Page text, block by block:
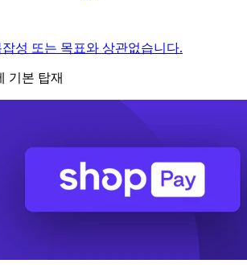
잡성 또는 목표와 상관없습니다.
기본 탑재